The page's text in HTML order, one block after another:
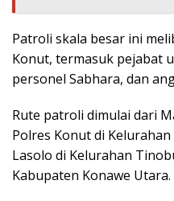
Patroli skala besar ini
Konut, termasuk pejabat
personel Sabhara, dan
Rute patroli dimulai dari
Polres Konut di
Lasolo di Kelurahan
Kabupaten Konawe Utara.